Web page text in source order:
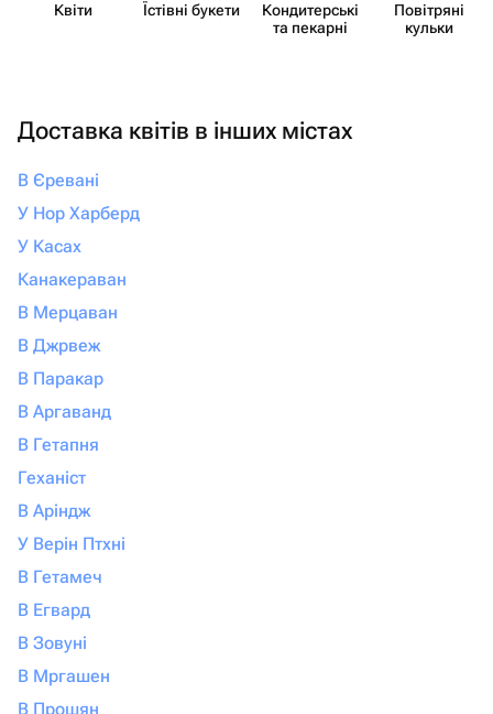
Квіти Їстівні букети
Кондит​ерські
та пекарні
Повітряні
кульки
Доставка квітів в інших містах
В Єревані
У Нор Харберд
У Касах
Канакераван
В Мерцаван
В Джрвеж
В Паракар
В Аргаванд
В Гетапня
Геханіст
В Аріндж
У Верін Птхні
В Гетамеч
В Егвард
В Зовуні
В Мргашен
В Прошян